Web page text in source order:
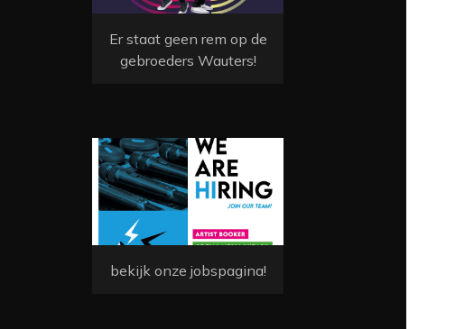
Er staat geen rem op de
gebroeders Wauters!
bekijk onze jobspagina!